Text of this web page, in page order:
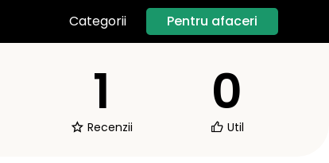
Categorii Pentru afaceri
1
Recenzii
0
Util